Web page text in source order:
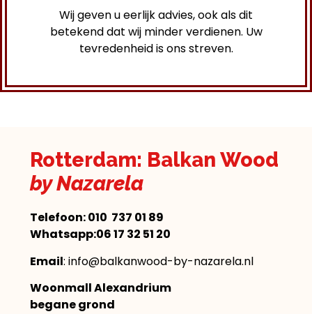
Wij geven u eerlijk advies, ook als dit
betekend dat wij minder verdienen. Uw
tevredenheid is ons streven.
Rotterdam: Balkan Wood
by Nazarela
Telefoon:010 737 01 89
Whatsapp:06 17 32 51 20
Email: info@balkanwood-by-nazarela.nl
Woonmall Alexandrium
begane grond